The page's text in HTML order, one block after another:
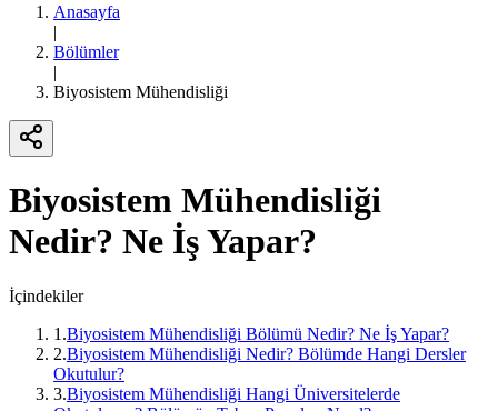
Anasayfa
|
Bölümler
|
Biyosistem Mühendisliği
Biyosistem Mühendisliği
Nedir? Ne İş Yapar?
İçindekiler
1 .Biyosistem Mühendisliği Bölümü Nedir? Ne İş Yapar?
2.Biyosistem Mühendisliği Nedir? Bölümde Hangi Dersler
Okutulur?
3.Biyosistem Mühendisliği Hangi Üniversitelerde